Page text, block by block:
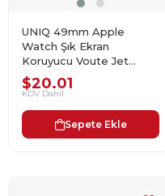
UNIQ 49mm Apple
Watch Şık Ekran
Koruyucu Voute Jet
Black UNIQ-49MM-
VOUJBLK
$20.01
KDV Dahil
Sepete Ekle